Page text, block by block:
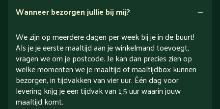
Wanneer bezorgen jullie bij mij?
We zijn op meerdere dagen per week bij je in de buurt!
Als je je eerste maaltijd aan je winkelmand toevoegt,
vragen we om je postcode. Je kan dan precies zien op
welke momenten we je maaltijd of maaltijdbox kunnen
bezorgen, in tijdvakken van vier uur. Één dag voor
levering krijg je een tijdvak van 1,5 uur waarin jouw
maaltijd komt.